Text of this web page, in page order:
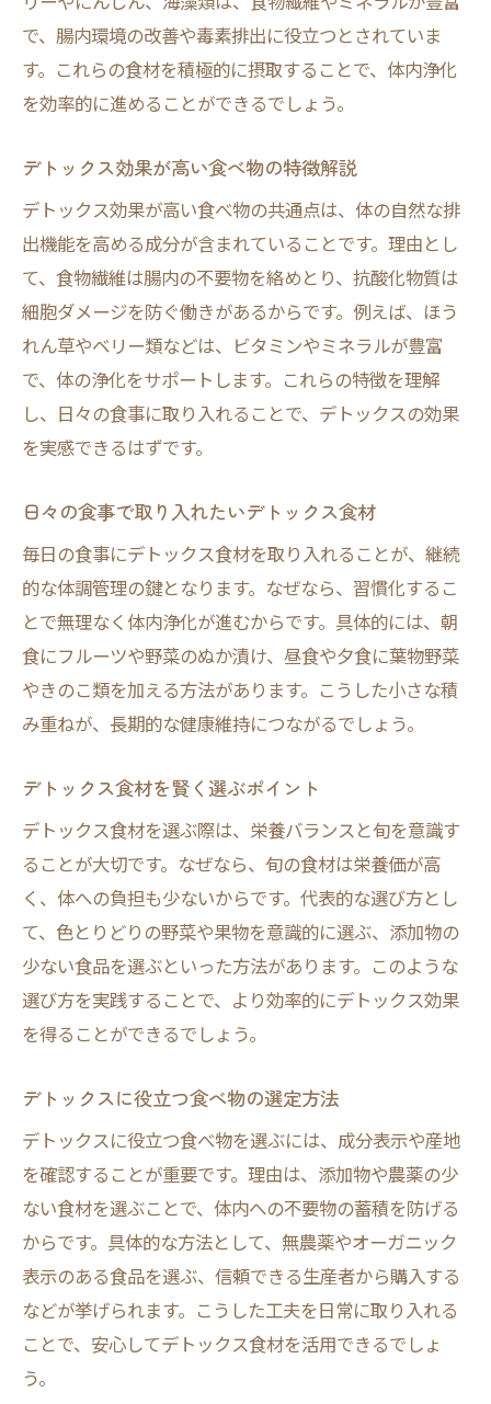
で、腸内環境の改善や毒素排出に役立つとされていま
す。これらの食材を積極的に摂取することで、体内浄化
を効率的に進めることができるでしょう。
デトックス効果が高い食べ物の特徴解説
デトックス効果が高い食べ物の共通点は、体の自然な排
出機能を高める成分が含まれていることです。理由とし
て、食物繊維は腸内の不要物を絡めとり、抗酸化物質は
細胞ダメージを防ぐ働きがあるからです。例えば、ほう
れん草やベリー類などは、ビタミンやミネラルが豊富
で、体の浄化をサポートします。これらの特徴を理解
し、日々の食事に取り入れることで、デトックスの効果
を実感できるはずです。
日々の食事で取り入れたいデトックス食材
毎日の食事にデトックス食材を取り入れることが、継続
的な体調管理の鍵となります。なぜなら、習慣化するこ
とで無理なく体内浄化が進むからです。具体的には、朝
食にフルーツや野菜のぬか漬け、昼食や夕食に葉物野菜
やきのこ類を加える方法があります。こうした小さな積
み重ねが、長期的な健康維持につながるでしょう。
デトックス食材を賢く選ぶポイント
デトックス食材を選ぶ際は、栄養バランスと旬を意識す
ることが大切です。なぜなら、旬の食材は栄養価が高
く、体への負担も少ないからです。代表的な選び方とし
て、色とりどりの野菜や果物を意識的に選ぶ、添加物の
少ない食品を選ぶといった方法があります。このような
選び方を実践することで、より効率的にデトックス効果
を得ることができるでしょう。
デトックスに役立つ食べ物の選定方法
デトックスに役立つ食べ物を選ぶには、成分表示や産地
を確認することが重要です。理由は、添加物や農薬の少
ない食材を選ぶことで、体内への不要物の蓄積を防げる
からです。具体的な方法として、無農薬やオーガニック
表示のある食品を選ぶ、信頼できる生産者から購入する
などが挙げられます。こうした工夫を日常に取り入れる
ことで、安心してデトックス食材を活用できるでしょ
う。